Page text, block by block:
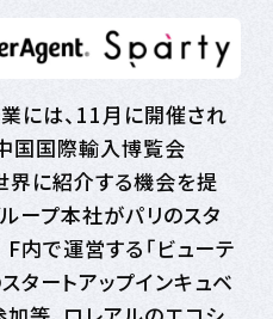
には、11月に開催され
国国際輸入博覧会
界に紹介する機会を提
ープ本社がパリのスタ
内で運営する「ビューテ
スタートアップインキュベ